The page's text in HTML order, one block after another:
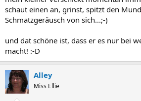
schaut einen an, grinst, spitzt den
Schmatzgeräusch von sich...;-)
und dat schöne ist, dass er es nur bei
macht! :-D
Alley
Miss Ellie